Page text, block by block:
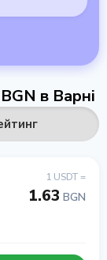
в Варні
1 USDT =
1.63 BGN